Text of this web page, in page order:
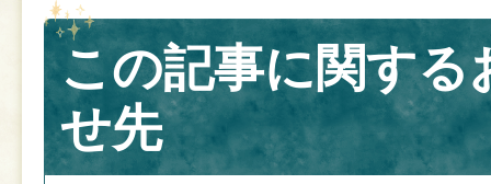
この記事に関する
せ先